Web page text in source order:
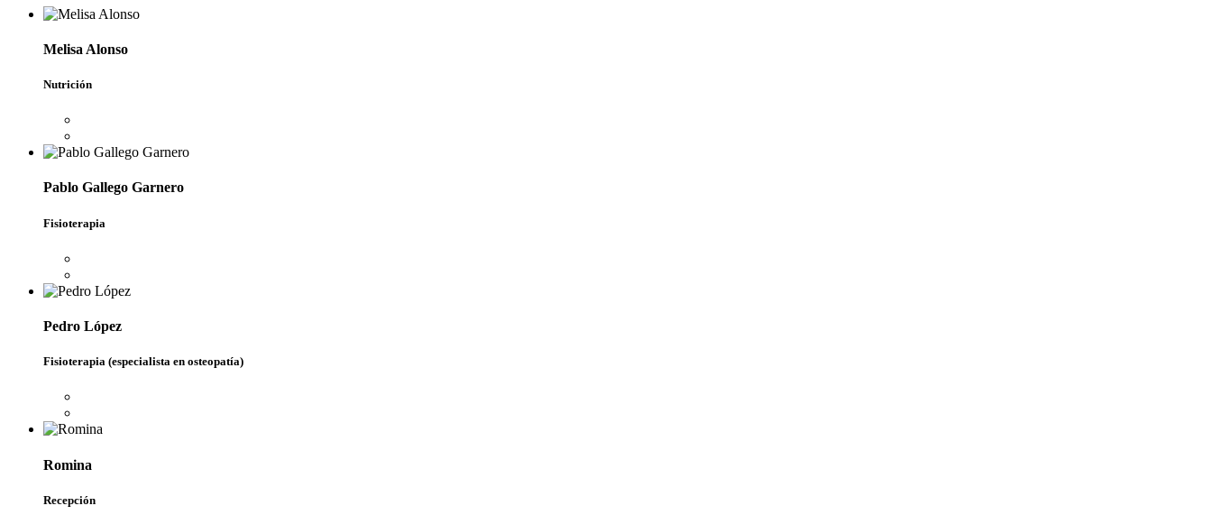
Melisa Alonso
Nutrición
Pablo Gallego Garnero
Fisioterapia
Pedro López
Fisioterapia (especialista en osteopatía)
Romina
Recepción